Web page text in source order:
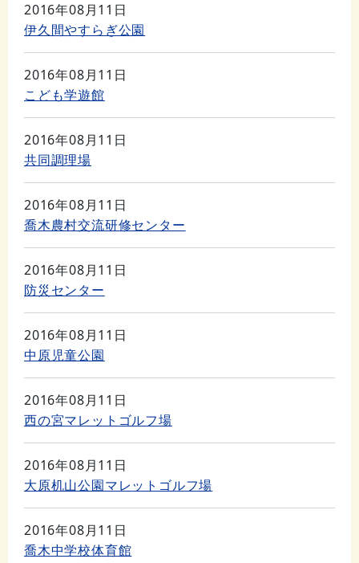
2016年08月11日
伊久間やすらぎ公園
2016年08月11日
こども学遊館
2016年08月11日
共同調理場
2016年08月11日
喬木農村交流研修センター
2016年08月11日
防災センター
2016年08月11日
中原児童公園
2016年08月11日
西の宮マレットゴルフ場
2016年08月11日
大原机山公園マレットゴルフ場
2016年08月11日
喬木中学校体育館